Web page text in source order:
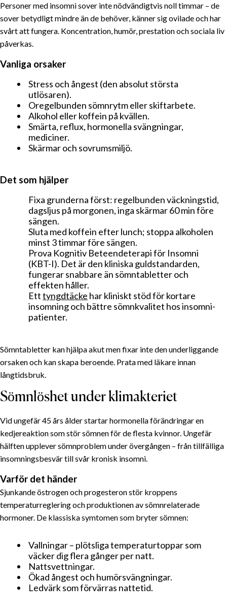
Personer med insomni sover inte nödvändigtvis noll timmar – de
sover betydligt mindre än de behöver, känner sig ovilade och har
svårt att fungera. Koncentration, humör, prestation och sociala liv
påverkas.
Vanliga orsaker
Stress och ångest (den absolut största
utlösaren).
Oregelbunden sömnrytm eller skiftarbete.
Alkohol eller koffein på kvällen.
Smärta, reflux, hormonella svängningar,
mediciner.
Skärmar och sovrums­miljö.
Det som hjälper
Fixa grunderna först: regelbunden väckningstid,
dagsljus på morgonen, inga skärmar 60 min före
sängen.
Sluta med koffein efter lunch; stoppa alkoholen
minst 3 timmar före sängen.
Prova Kognitiv Beteendeterapi för Insomni
(KBT-I). Det är den kliniska guldstandarden,
fungerar snabbare än sömntabletter och
effekten håller.
Etttyngdtäcke har kliniskt stöd för kortare
insomning och bättre sömnkvalitet hos insomni­
patienter.
Sömntabletter kan hjälpa akut men fixar inte den underliggande
orsaken och kan skapa beroende. Prata med läkare innan
långtidsbruk.
Sömnlöshet under klimakteriet
Vid ungefär 45 års ålder startar hormonella förändringar en
kedje­reaktion som stör sömnen för de flesta kvinnor. Ungefär
hälften upplever sömnproblem under övergången – från tillfälliga
insomnings­besvär till svår kronisk insomni.
Varför det händer
Sjunkande östrogen och progesteron stör kroppens
temperaturreglering och produktionen av sömnrelaterade
hormoner. De klassiska symtomen som bryter sömnen:
Vallningar – plötsliga temperatur­toppar som
väcker dig flera gånger per natt.
Nattsvettningar.
Ökad ångest och humörsvängningar.
Ledvärk som förvärras nattetid.